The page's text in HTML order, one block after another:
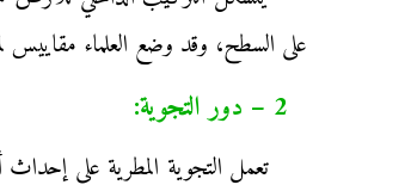
على السطح، وقد وضع العلماء مقاييس
2 – دور التجوية:
تعمل التجوية المطرية على إحداث